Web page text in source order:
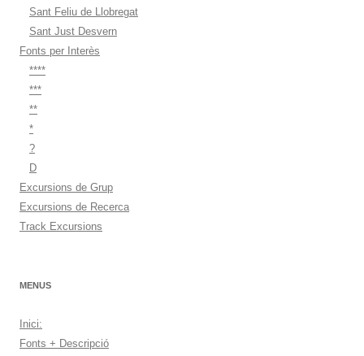
Sant Feliu de Llobregat
Sant Just Desvern
Fonts per Interès
****
***
**
*
?
D
Excursions de Grup
Excursions de Recerca
Track Excursions
MENUS
Inici:
Fonts + Descripció